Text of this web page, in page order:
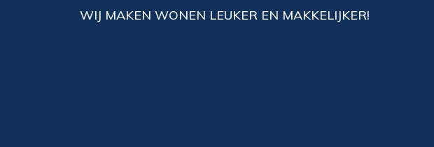
WIJ MAKEN WONEN LEUKER EN MAKKELIJKER!